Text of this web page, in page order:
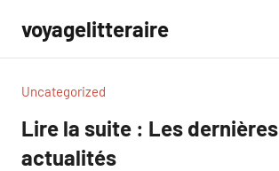
contenu
voyagelitteraire
Uncategorized
Lire la suite : Les dernières
actualités